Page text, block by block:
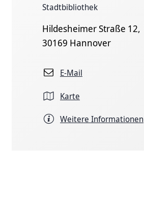
Stadtbibliothek
Hildesheimer Straße 12,
30169 Hannover
E-Mail
Karte
Weitere Informationen